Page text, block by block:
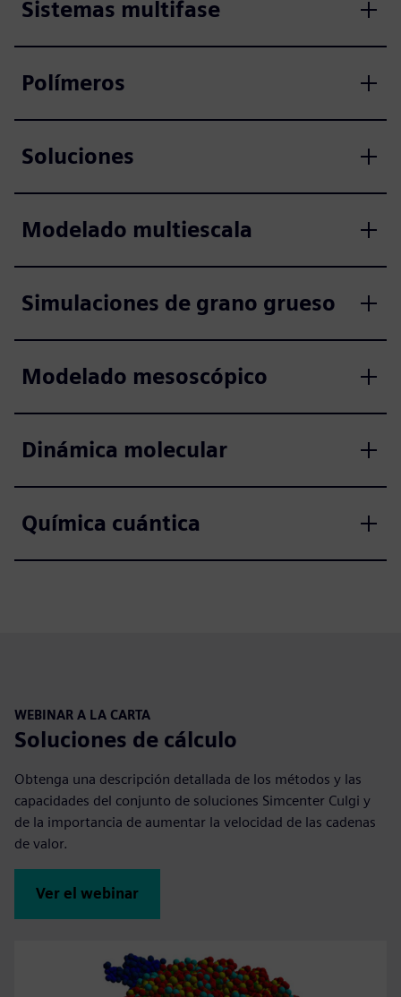
Sistemas multifase
Polímeros
Soluciones
Modelado multiescala
Simulaciones de grano grueso
Modelado mesoscópico
Dinámica molecular
Química cuántica
WEBINAR A LA CARTA
Soluciones de cálculo
Obtenga una descripción detallada de los métodos y las
capacidades del conjunto de soluciones Simcenter Culgi y
de la importancia de aumentar la velocidad de las cadenas
de valor.
Ver el webinar